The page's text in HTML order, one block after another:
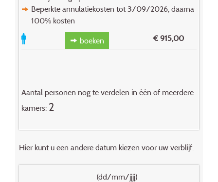
Beperkte annulatiekosten tot 3/09/2026, daarna
100% kosten
boeken €915,00
Aantal personen nog te verdelen in één of meerdere
kamers: 2
Hier kunt u een andere datum kiezen voor uw verblijf.
(dd/mm/jjjj)